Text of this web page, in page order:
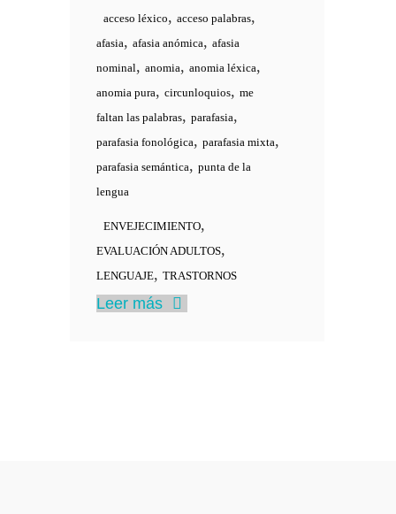
acceso léxico, acceso palabras,
afasia, afasia anómica, afasia
nominal, anomia, anomia léxica,
anomia pura, circunloquios, me
faltan las palabras, parafasia,
parafasia fonológica, parafasia mixta,
parafasia semántica, punta de la
lengua
ENVEJECIMIENTO,
EVALUACIÓN ADULTOS,
LENGUAJE, TRASTORNOS
Leer más